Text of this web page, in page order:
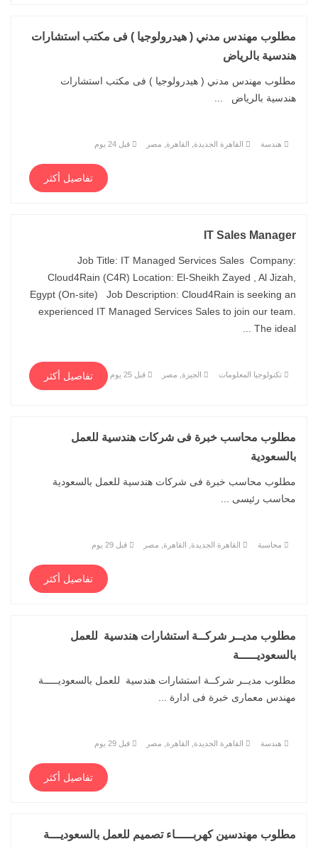
مطلوب مهندس مدني ( هيدرولوجيا ) فى مكتب استشارات
هندسية بالرياض
مطلوب مهندس مدني ( هيدرولوجيا ) فى مكتب استشارات
هندسية بالرياض ...
هندسة القاهرة الجديدة, القاهرة, مصر قبل 24 يوم
تفاصيل أكثر
IT Sales Manager
Job Title: IT Managed Services Sales Company:
Cloud4Rain (C4R) Location: El-Sheikh Zayed , Al Jizah,
Egypt (On-site) Job Description: Cloud4Rain is seeking an
experienced IT Managed Services Sales to join our team.
The ideal ...
تكنولوجيا المعلومات الجيزة, مصر قبل 25 يوم تفاصيل أكثر
مطلوب محاسب خبرة فى شركات هندسية للعمل
بالسعودية
مطلوب محاسب خبرة فى شركات هندسية للعمل بالسعودية
محاسب رئيسى ...
محاسبة القاهرة الجديدة, القاهرة, مصر قبل 29 يوم
تفاصيل أكثر
مطلوب مديــر شركــة استشارات هندسية للعمل
بالسعوديـــــة
مطلوب مديــر شركــة استشارات هندسية للعمل بالسعوديـــــة
مهندس معمارى خبرة فى ادارة ...
هندسة القاهرة الجديدة, القاهرة, مصر قبل 29 يوم
تفاصيل أكثر
مطلوب مهندسين كهربـــــاء تصميم للعمل بالسعوديـــة